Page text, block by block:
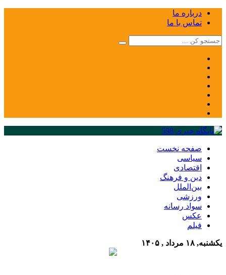
درباره ما
تماس با ما
صفحه نخست
سیاسی
اقتصادی
دین و فرهنگ
بین‌الملل
ورزشی
سواد رسانه
عکس
فیلم
یکشنبه, ۱۸ مرداد , ۱۴۰۵